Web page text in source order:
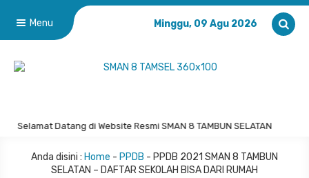
Menu Minggu, 09 Agu 2026
Selamat Datang di Website Resmi SMAN 8 TAMBUN SELATAN
Anda disini : Home - PPDB - PPDB 2021 SMAN 8 TAMBUN
SELATAN – DAFTAR SEKOLAH BISA DARI RUMAH